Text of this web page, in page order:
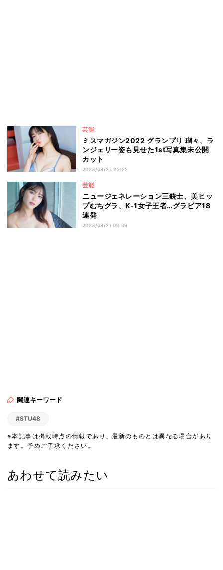
芸能
ミスマガジン2022 グランプリ 瑚々、ラ
ンジェリー姿も見せた1st写真集未公開
カット
2023/08/25 22:22
芸能
ニュージェネレーション三銃士、美ヒッ
プむちグラ、K-1女子王者…グラビア18
連発
2023/08/21 00:09
関連キーワード
#STU48
※本記事は掲載時点の情報であり、最新のものとは異なる場合があり
ます。予めご了承ください。
あわせて読みたい